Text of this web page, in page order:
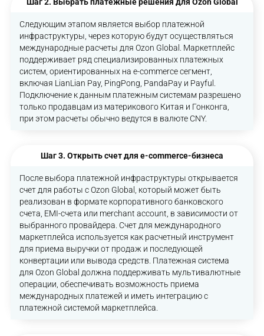
Следующим этапом является выбор платежной
инфраструктуры, через которую будут осуществляться
международные расчеты для Ozon Global. Маркетплейс
поддерживает ряд специализированных платежных
систем, ориентированных на e-commerce сегмент,
включая LianLian Pay, PingPong, PandaPay и Payful.
Подключение к данным платежным системам разрешено
только продавцам из материкового Китая и Гонконга,
при этом расчеты обычно ведутся в валюте CNY.
Шаг 3. Открыть счет для e-commerce-бизнеса
После выбора платежной инфраструктуры открывается
счет для работы с Ozon Global, который может быть
реализован в формате корпоративного банковского
счета, EMI-счета или merchant account, в зависимости от
выбранного провайдера. Счет для международного
маркетплейса используется как расчетный инструмент
для приема выручки от продаж и последующей
конвертации или вывода средств. Платежная система
для Ozon Global должна поддерживать мультивалютные
операции, обеспечивать возможность приема
международных платежей и иметь интеграцию с
платежной системой маркетплейса.